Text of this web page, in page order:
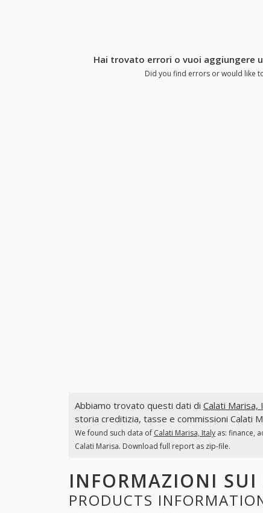
Hai trovato errori o vuoi aggiungere
Did you find errors or would like
Abbiamo trovato questi dati di Calati Marisa,
storia creditizia, tasse e commissioni Calati
We found such data of Calati Marisa, Italyas: finance,
Calati Marisa. Download full report as zip-file.
INFORMAZIONI SUI
PRODUCTS